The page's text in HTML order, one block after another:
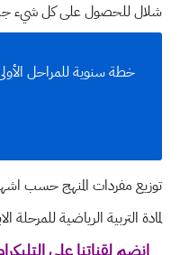
شلال للحصول على كل شيء
لمادة التربية الرياضية للمرحلة
انضم لقناتنا على